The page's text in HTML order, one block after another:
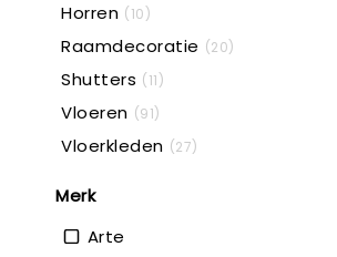
Horren (10)
Raamdecoratie (20)
Shutters (11)
Vloeren (91)
Vloerkleden (27)
Merk
Arte